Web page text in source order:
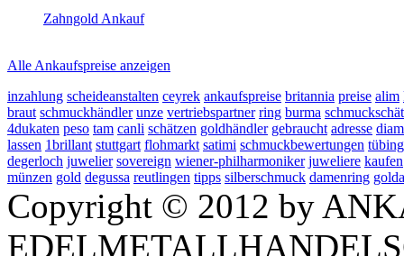
Zahngold Ankauf
Alle Ankaufspreise anzeigen
inzahlung scheideanstalten ceyrek ankaufspreise britannia preise alim
braut schmuckhändler unze vertriebspartner ring burma
4dukaten peso tam canli schätzen goldhändler gebraucht adresse
lassen 1brillant stuttgart flohmarkt satimi schmuckbewertungen
degerloch juwelier sovereign wiener-philharmoniker juweliere kaufen
münzen gold degussa reutlingen tipps silberschmuck damenring
Copyright © 2012 by